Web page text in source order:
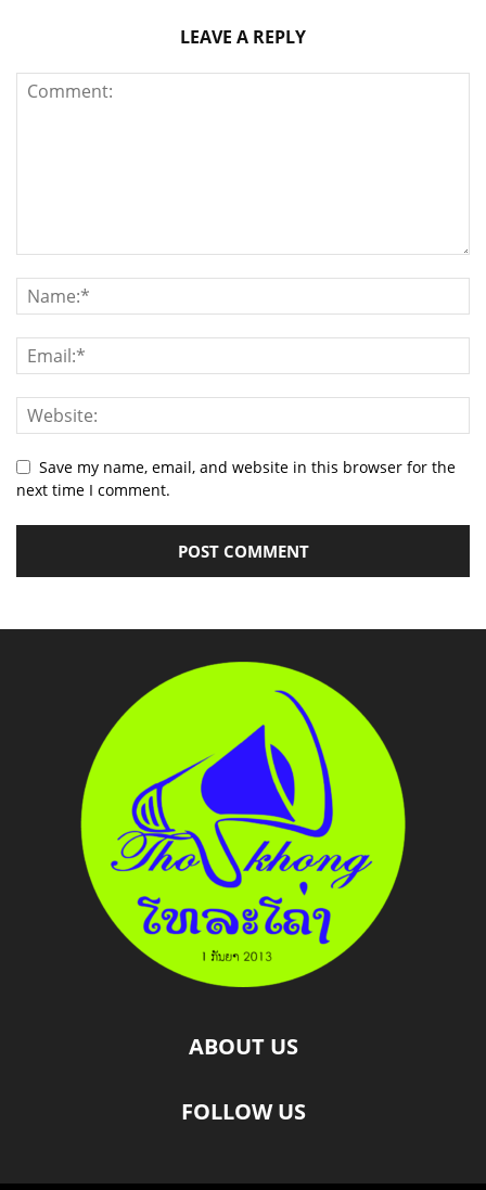
LEAVE A REPLY
Save my name, email, and website in this browser for the
next time I comment.
ABOUT US
FOLLOW US